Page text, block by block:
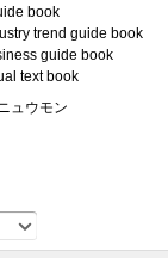
book
trend guide book
guide book
text book
ュウモン